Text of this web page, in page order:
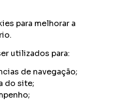
para melhorar a
utilizados para:
de navegação;
do site;